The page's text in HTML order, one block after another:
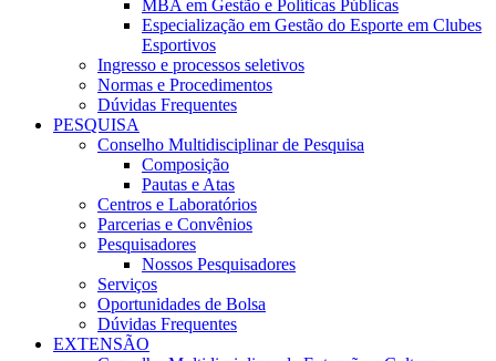
MBA em Gestão e Políticas Públicas
Especialização em Gestão do Esporte em Clubes
Esportivos
Ingresso e processos seletivos
Normas e Procedimentos
Dúvidas Frequentes
PESQUISA
Conselho Multidisciplinar de Pesquisa
Composição
Pautas e Atas
Centros e Laboratórios
Parcerias e Convênios
Pesquisadores
Nossos Pesquisadores
Serviços
Oportunidades de Bolsa
Dúvidas Frequentes
EXTENSÃO